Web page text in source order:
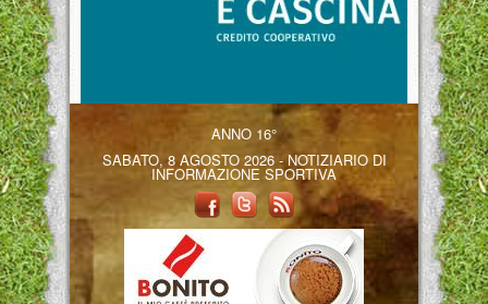
ANNO 16°
SABATO, 8 AGOSTO 2026 - NOTIZIARIO DI
INFORMAZIONE SPORTIVA